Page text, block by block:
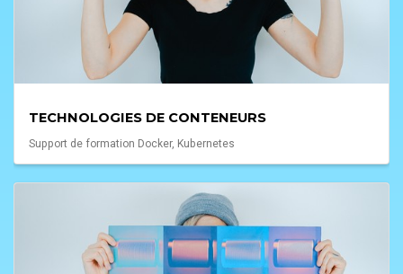
TECHNOLOGIES DE CONTENEURS
Support de formation Docker, Kubernetes